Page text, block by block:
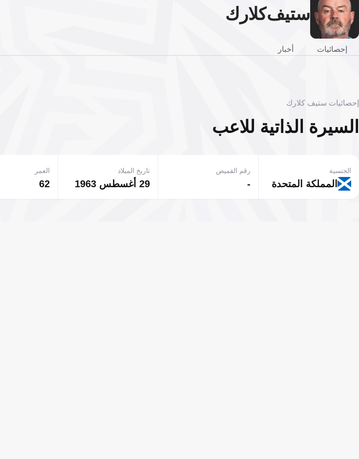
ستيفكلارك
إحصائيات أخبار
إحصائيات ستيف كلارك
السيرة الذاتية للاعب
المملكة المتحدة
الجنسية
-
رقم القميص
29 أغسطس 1963
تاريخ الميلاد
62
العمر